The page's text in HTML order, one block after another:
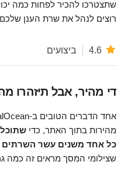
שתצטרכו להכיר לפחות כמה
רוצים לנהל את שרת הענן
4.6 ביצועים
די מהיר, אבל תיזהרו
מהירות בתוך האתר, כדי
כל אחד משנים עשר השרתים
שצילומי המסך מראים זה כמה